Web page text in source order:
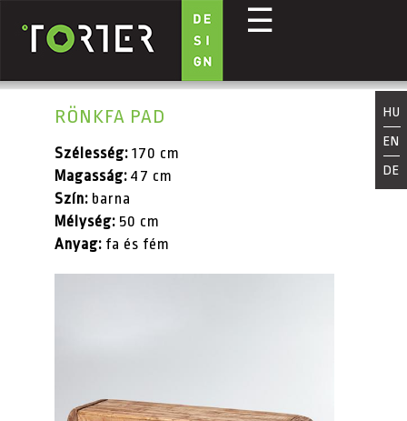
Ugrás a tartalomra
☰
HU
EN
DE
RÖNKFA PAD
Szélesség: 170 cm
Magasság: 47 cm
Szín: barna
Mélység: 50 cm
Anyag: fa és fém